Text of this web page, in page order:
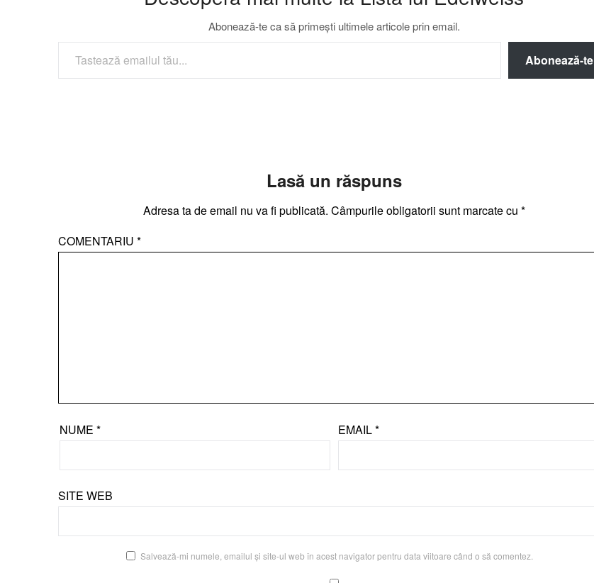
Abonează-te ca să primești ultimele articole prin email.
TASTEAZĂ EMAILUL TĂU...
Abonează-te
Lasă un răspuns
Adresa ta de email nu va fi publicată. Câmpurile obligatorii sunt marcate cu *
COMENTARIU *
NUME * EMAIL*
SITE WEB
Salvează-mi numele, emailul și site-ul web în acest navigator pentru data viitoare când o să comentez.